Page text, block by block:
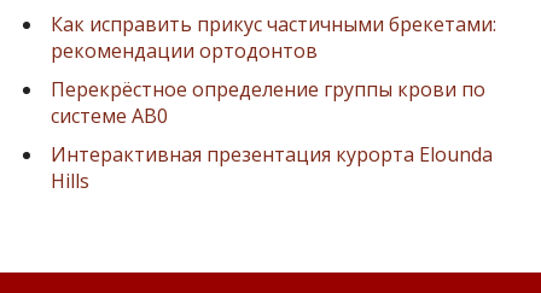
Как исправить прикус частичными брекетами:
рекомендации ортодонтов
Перекрёстное определение группы крови по
системе AB0
Интерактивная презентация курорта Elounda
Hills